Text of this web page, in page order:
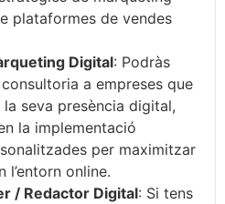
plataformes de vendes
Digital: Podràs
a empreses que
seva presència digital,
la implementació
per maximitzar
l’entorn online.
/ Redactor Digital: Si tens